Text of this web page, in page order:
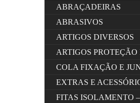
ABRAÇADEIRAS
ABRASIVOS
ARTIGOS DIVERSOS
ARTIGOS PROTEÇÃO
COLA FIXAÇÃO E
EXTRAS E
FITAS ISOLAMENTO